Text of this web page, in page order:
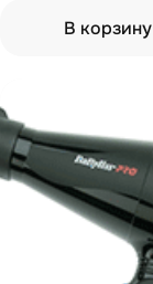
В корзину